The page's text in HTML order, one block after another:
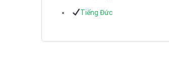
Tiếng Đức